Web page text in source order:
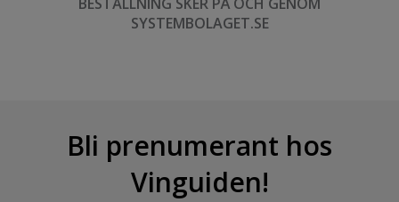
SYSTEMBOLAGET.SE
Bli prenumerant hos
Vinguiden!